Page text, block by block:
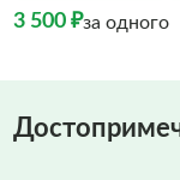
3 500 ₽за одного